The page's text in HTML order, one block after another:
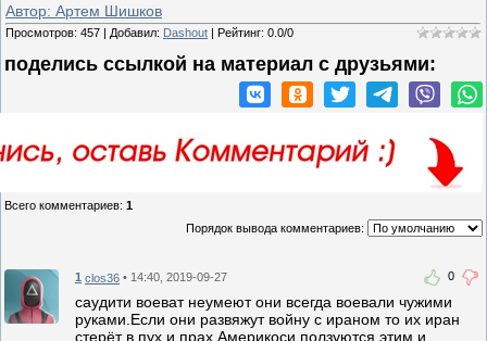
Автор: Артем Шишков
Просмотров: 457 | Добавил: Dashout | Рейтинг: 0.0/0
поделись ссылкой на материал c друзьями:
Всего комментариев: 1
Порядок вывода комментариев:
0
1 clos36 • 14:40, 2019-09-27
саудити воеват неумеют они всегда воевали чужими
руками.Если они развяжут войну с ираном то их иран
стерёт в пух и прах.Америкоси ползуются этим и